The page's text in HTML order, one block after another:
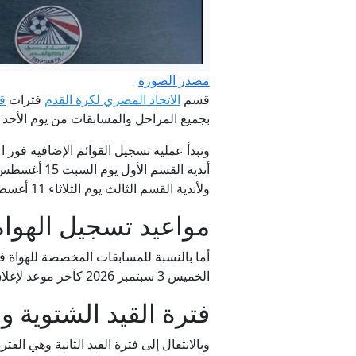
مصدر الصورة
قسم الاتحاد المصري لكرة القدم فترات
بجميع المراحل والمسابقات من يوم الأحد 21 يونيو 2026 وتمتد حتى الخميس 16 يوليو 2026.
وتبدأ عملية تسجيل القوائم الإضافية
ولأندية القسم الثالث يوم الثلاثاء 11 أغسطس 2026، وفي مسابقات الصالات والكرة النسائية يوم السبت 22 أغسطس 2026.
مواعيد تسجيل
أما بالنسبة للمسابقات المخصصة للهواة
الخميس 3 سبتمبر 2026 كآخر موعد لإغلاق باب التسجيل لمسابقات القسم الرابع، ومواليد سنتي 2012 و2013، بالإضافة إلى مختلف مراحل البراعم.
فترة القيد الشتوية